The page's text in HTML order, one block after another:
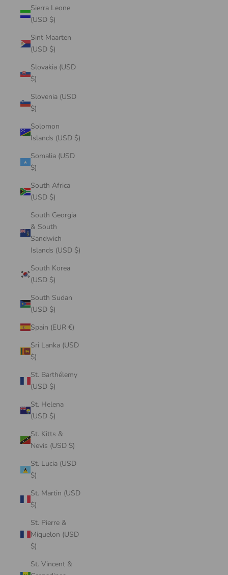
Sierra Leone
(USD $)
Sint Maarten
(USD $)
Slovakia (USD
$)
Slovenia (USD
$)
Solomon
Islands (USD $)
Somalia (USD
$)
South Africa
(USD $)
South Georgia
& South
Sandwich
Islands (USD $)
South Korea
(USD $)
South Sudan
(USD $)
Spain (EUR €)
Sri Lanka (USD
$)
St. Barthélemy
(USD $)
St. Helena
(USD $)
St. Kitts &
Nevis (USD $)
St. Lucia (USD
$)
St. Martin (USD
$)
St. Pierre &
Miquelon (USD
$)
St. Vincent &